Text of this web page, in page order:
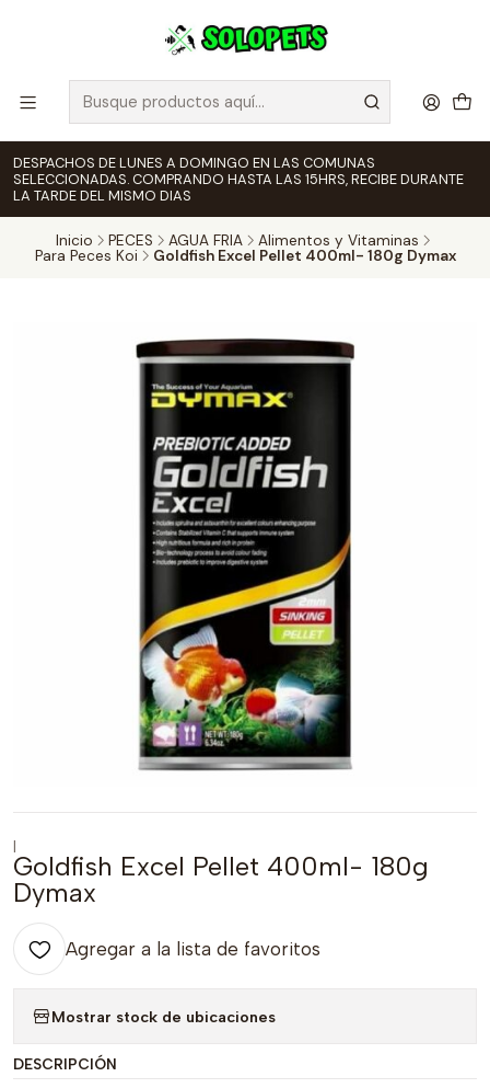
DESPACHOS DE LUNES A DOMINGO EN LAS COMUNAS
SELECCIONADAS. COMPRANDO HASTA LAS 15HRS, RECIBE DURANTE
LA TARDE DEL MISMO DIAS
Inicio PECES AGUA FRIA
Alimentos y Vitaminas
Para Peces Koi
Goldfish Excel Pellet 400ml- 180g Dymax
|
Goldfish Excel Pellet 400ml- 180g
Dymax
Agregar a la lista de favoritos
Mostrar stock de ubicaciones
DESCRIPCIÓN